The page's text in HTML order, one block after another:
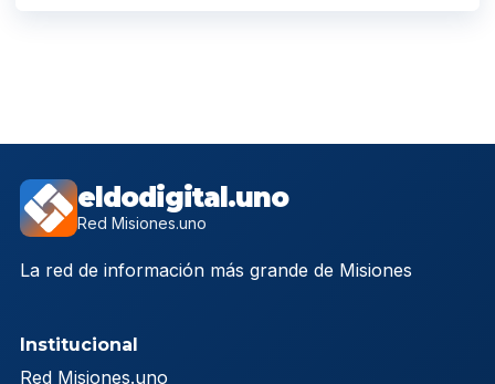
eldodigital.uno
Red Misiones.uno
La red de información más grande de Misiones
Institucional
Red Misiones.uno